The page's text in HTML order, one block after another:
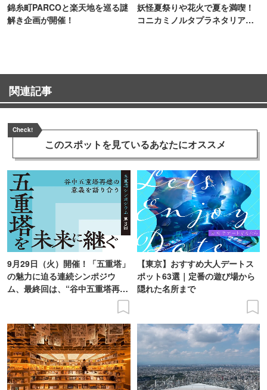
錦糸町PARCOと楽天地を巡る謎
解き企画が開催！
妖怪夏祭りや花火で夏を満喫！
コニカミノルタプラネタリア
関連記事
Check!
このスポットを見ているあなたにオススメ
9月29日（火）開催！「五重塔」
の魅力に迫る連続シンポジウ
ム、最終回は、“谷中五重塔再建
【東京】おすすめ大人デートス
ポット63選｜定番の遊び場から
隠れた名所まで